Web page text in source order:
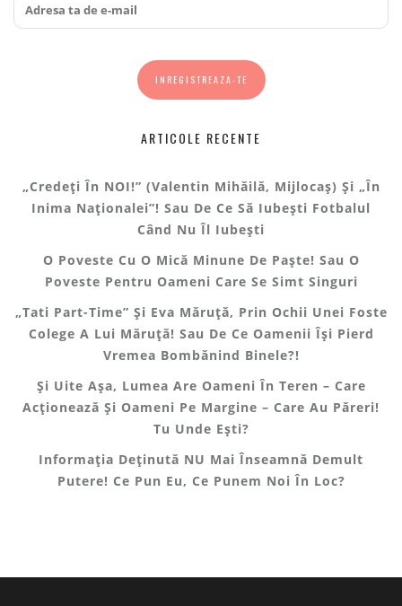
ARTICOLE RECENTE
„Credeți În NOI!” (Valentin Mihăilă, Mijlocaș) Și „În
Inima Naționalei”! Sau De Ce Să Iubești Fotbalul
Când Nu Îl Iubești
O Poveste Cu O Mică Minune De Paște! Sau O
Poveste Pentru Oameni Care Se Simt Singuri
„Tati Part-Time” Și Eva Măruță, Prin Ochii Unei Foste
Colege A Lui Măruță! Sau De Ce Oamenii Își Pierd
Vremea Bombănind Binele?!
Și Uite Așa, Lumea Are Oameni În Teren – Care
Acționează Și Oameni Pe Margine – Care Au Păreri!
Tu Unde Ești?
Informația Deținută NU Mai Înseamnă Demult
Putere! Ce Pun Eu, Ce Punem Noi În Loc?